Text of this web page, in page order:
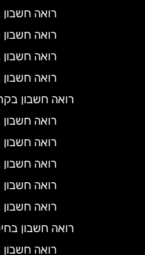
רואה חשבון
רואה חשבון
רואה חשבון
רואה חשבון
רואה חשבון בקריות
רואה חשבון
רואה חשבון
רואה חשבון
רואה חשבון
רואה חשבון
רואה חשבון בחיפה
רואה חשבון